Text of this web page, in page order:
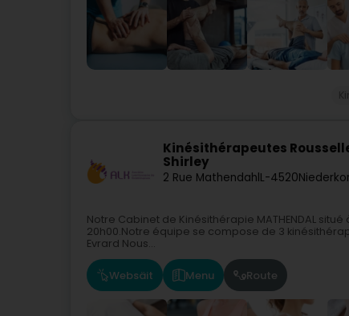
Kinésithérapeutes
Shirley
2 Rue MathendahlL-4520
Notre Cabinet de Kinésithérapie MATHENDAL
20h00.Notre équipe se compose de 3
Evrard Nous...
Websäit Menu Route